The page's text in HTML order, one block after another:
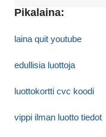
Pikalaina:
laina quit youtube
edullisia luottoja
luottokortti cvc koodi
vippi ilman luotto tiedot